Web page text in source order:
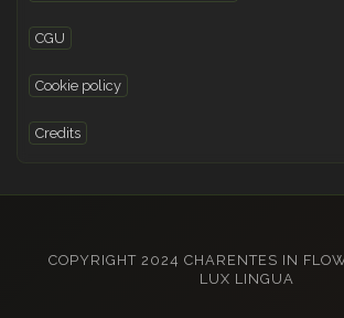
CGU
Cookie policy
Credits
COPYRIGHT 2024 CHARENTES IN
LUX LINGUA